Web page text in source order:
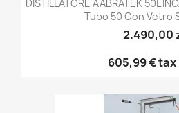
DISTILLATORE AABRATEK 50L
Tubo 50 Con Vetro
2.490,00
605,99 €tax